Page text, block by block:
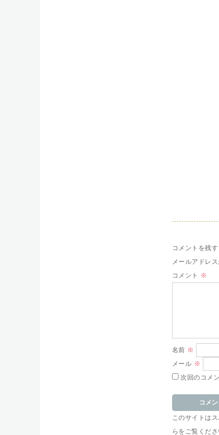
コメントを残す
メールアドレ
コメント
※
名前 ※
メール ※
次回のコメ
このサイトは
らをご覧くだ